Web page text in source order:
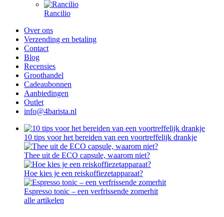
Rancilio
Over ons
Verzending en betaling
Contact
Blog
Recensies
Groothandel
Cadeaubonnen
Aanbiedingen
Outlet
info@4barista.nl
10 tips voor het bereiden van een voortreffelijk drankje
Thee uit de ECO capsule, waarom niet?
Hoe kies je een reiskoffiezetapparaat?
Espresso tonic – een verfrissende zomerhit
alle artikelen